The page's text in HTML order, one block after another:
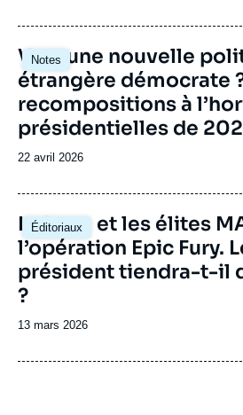
publication
Notes
Image
principale
Vers une nouvelle
étrangère démocrate
recompositions à
présidentielles de
Date
publication
22 avril 2026
Éditoriaux
Image
principale
La base et les élites
l’opération Epic Fury.
président tiendra-t-il
?
Date
publication
13 mars 2026